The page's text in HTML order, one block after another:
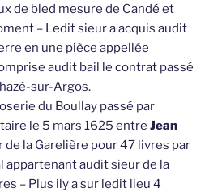
de bled mesure de Candé et
– Ledit sieur a acquis audit
en une pièce appellée
audit bail le contrat passé
sur-Argos.
du Boullay passé par
le 5 mars 1625 entre Jean
la Garelière pour 47 livres par
appartenant audit sieur de la
– Plus ily a sur ledit lieu 4